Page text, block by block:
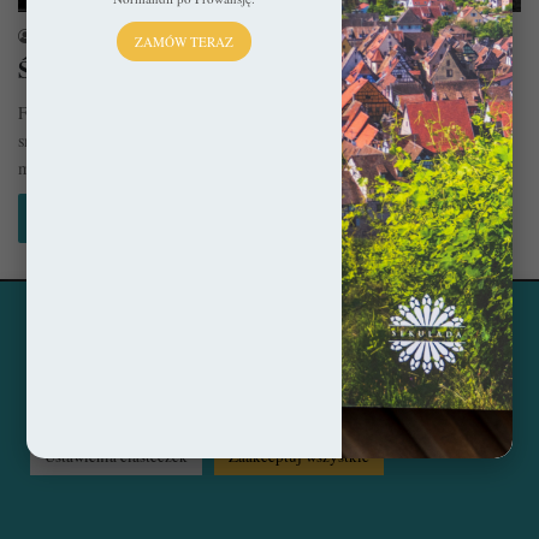
22 listopada 2015
Średniowieczny Wrocław – Syf, kiła i mogiła
Fekalia Jeśli kiedykolwiek myśleliście, że średniowiecze to raczej szara i
smutna epoka, tysiącletni lapsus w dziejach ludzkości, to zapewne
mieliście…
© Copyright 2014 - 2026, All Rights Reserved by sekulada.com
PinterestInstagram
Ta strona korzysta z ciasteczek, aby świadczyć usługi na
najwyższym poziomie. Klikając opcję "Zaakceptuj wszystkie"
zgadzasz się na użycie wszystkich ciasteczek. Możesz również
przejść do "Ustawień Ciasteczek", aby zgodzić się tylko na
Czytaj więcej...
Ustawienia ciasteczek Zaakceptuj wszystkie
ZAMÓW TERAZ